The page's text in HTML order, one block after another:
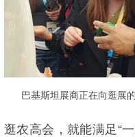
巴基斯坦展商正在向逛展
逛农高会，就能满足“